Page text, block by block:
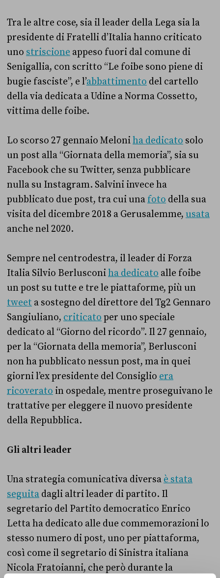
Tra le altre cose, sia il leader della Lega sia la
presidente di Fratelli d’Italia hanno criticato
uno striscione appeso fuori dal comune di
Senigallia, con scritto “Le foibe sono piene di
bugie fasciste”, e l’abbattimento del cartello
della via dedicata a Udine a Norma Cossetto,
vittima delle foibe.
Lo scorso 27 gennaio Meloniha dedicato solo
un post alla “Giornata della memoria”, sia su
Facebook che su Twitter, senza pubblicare
nulla su Instagram. Salvini invece ha
pubblicato due post, tra cui una foto della sua
visita del dicembre 2018 a Gerusalemme, usata
anche nel 2020.
Sempre nel centrodestra, il leader di Forza
Italia Silvio Berlusconiha dedicato alle foibe
un post su tutte e tre le piattaforme, più un
tweet a sostegno del direttore del Tg2 Gennaro
Sangiuliano, criticato per uno speciale
dedicato al “Giorno del ricordo”. Il 27 gennaio,
per la “Giornata della memoria”, Berlusconi
non ha pubblicato nessun post, ma in quei
giorni l’ex presidente del Consiglio era
ricoverato in ospedale, mentre proseguivano le
trattative per eleggere il nuovo presidente
della Repubblica.
Gli altri leader
Una strategia comunicativa diversa è stata
seguita dagli altri leader di partito. Il
segretario del Partito democratico Enrico
Letta ha dedicato alle due commemorazioni lo
stesso numero di post, uno per piattaforma,
così come il segretario di Sinistra italiana
Nicola Fratoianni, che però durante la